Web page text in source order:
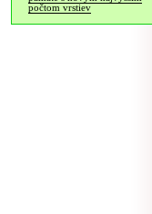
počtom vrstiev